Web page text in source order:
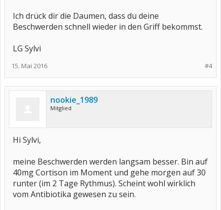
Ich drück dir die Daumen, dass du deine
Beschwerden schnell wieder in den Griff bekommst.
LG Sylvi
#4
15. Mai 2016
nookie_1989
Mitglied
Hi Sylvi,
meine Beschwerden werden langsam besser. Bin auf
40mg Cortison im Moment und gehe morgen auf 30
runter (im 2 Tage Rythmus). Scheint wohl wirklich
vom Antibiotika gewesen zu sein.